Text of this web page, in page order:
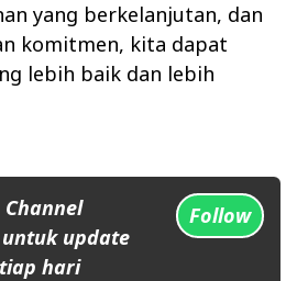
yang berkelanjutan, dan
komitmen, kita dapat
lebih baik dan lebih
update
hari
Follow